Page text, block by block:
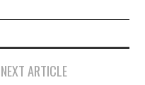
NEXT ARTICLE